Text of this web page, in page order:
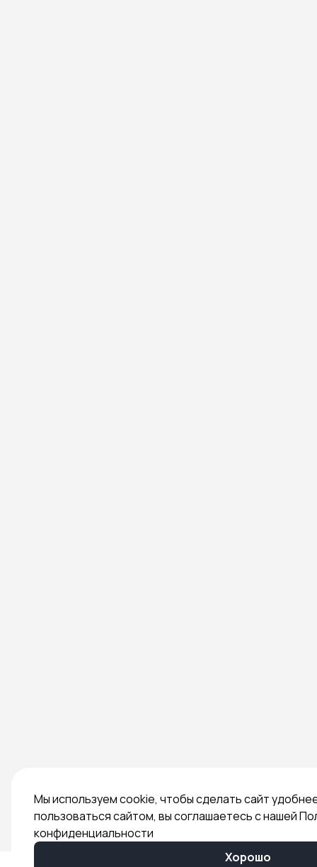
Мы используем cookie, чтобы сделать сайт
пользоваться сайтом, вы соглашаетесь с нашей
конфиденциальности
Хорошо